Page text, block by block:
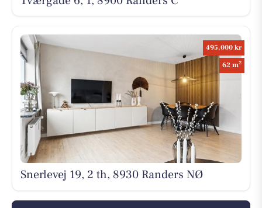
495.000 kr
62 m2
Snerlevej 19, 2 th, 8930 Randers NØ